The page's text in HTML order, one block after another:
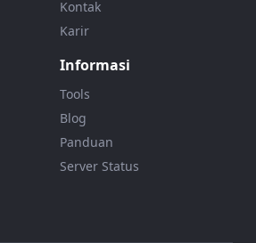
Kontak
Karir
Informasi
Tools
Blog
Panduan
Server Status